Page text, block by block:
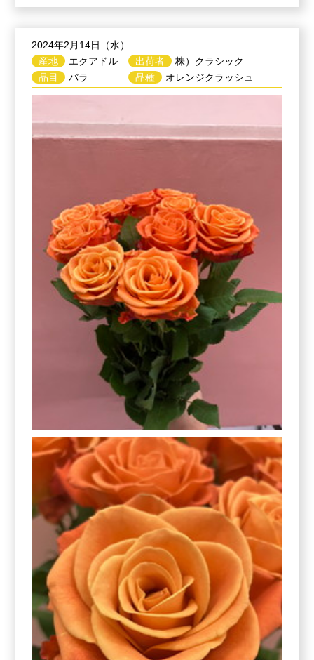
2024年2月14日（水）
産地
エクアドル
品目
バラ
出荷者
株）クラシック
品種
オレンジクラッシュ